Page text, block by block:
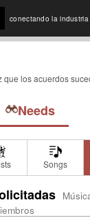
conectando la industria
que los acuerdos
Needs
Songs